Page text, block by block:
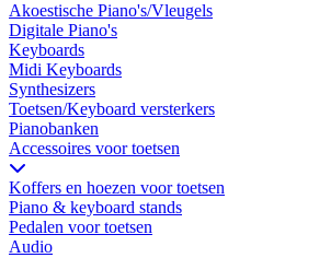
Akoestische Piano's/Vleugels
Digitale Piano's
Keyboards
Midi Keyboards
Synthesizers
Toetsen/Keyboard versterkers
Pianobanken
Accessoires voor toetsen
Koffers en hoezen voor toetsen
Piano & keyboard stands
Pedalen voor toetsen
Audio